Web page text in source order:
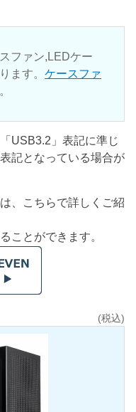
ファン,LEDケー
ます。 ケースファ
USB3.2」表記に準じ
記となっている場合が
、こちらで詳しくご紹
ことができます。
(税込)